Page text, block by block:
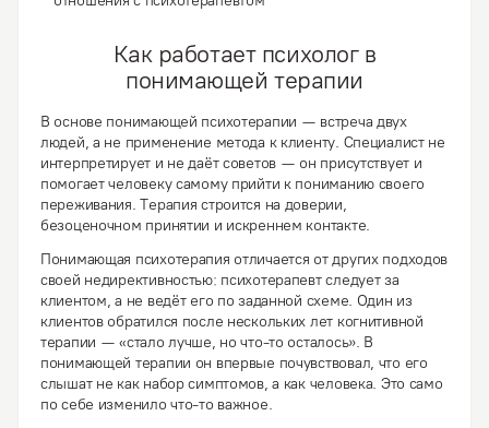
Как работает психолог в
понимающей терапии
В основе понимающей психотерапии — встреча двух
людей, а не применение метода к клиенту. Специалист не
интерпретирует и не даёт советов — он присутствует и
помогает человеку самому прийти к пониманию своего
переживания. Терапия строится на доверии,
безоценочном принятии и искреннем контакте.
Понимающая психотерапия отличается от других подходов
своей недирективностью: психотерапевт следует за
клиентом, а не ведёт его по заданной схеме. Один из
клиентов обратился после нескольких лет когнитивной
терапии — «стало лучше, но что-то осталось». В
понимающей терапии он впервые почувствовал, что его
слышат не как набор симптомов, а как человека. Это само
по себе изменило что-то важное.